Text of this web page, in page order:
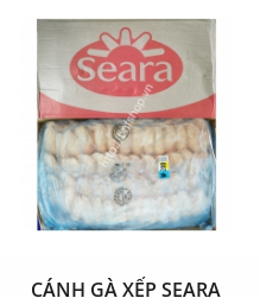
CÁNH GÀ XẾP SEARA